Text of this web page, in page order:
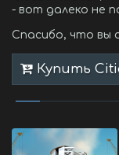
- вот далеко не
Спасибо, что вы
Купить